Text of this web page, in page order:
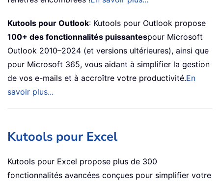
Kutools pour Outlook: Kutools pour Outlook propose
100+ des fonctionnalités puissantespour Microsoft
Outlook 2010–2024 (et versions ultérieures), ainsi que
pour Microsoft 365, vous aidant à simplifier la gestion
de vos e-mails et à accroître votre productivité.En
savoir plus...
Kutools pour Excel
Kutools pour Excel propose plus de 300
fonctionnalités avancées conçues pour simplifier votre